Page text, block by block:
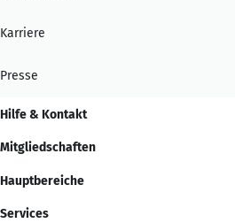
Karriere
Presse
Hilfe & Kontakt
Mitgliedschaften
Hauptbereiche
Services